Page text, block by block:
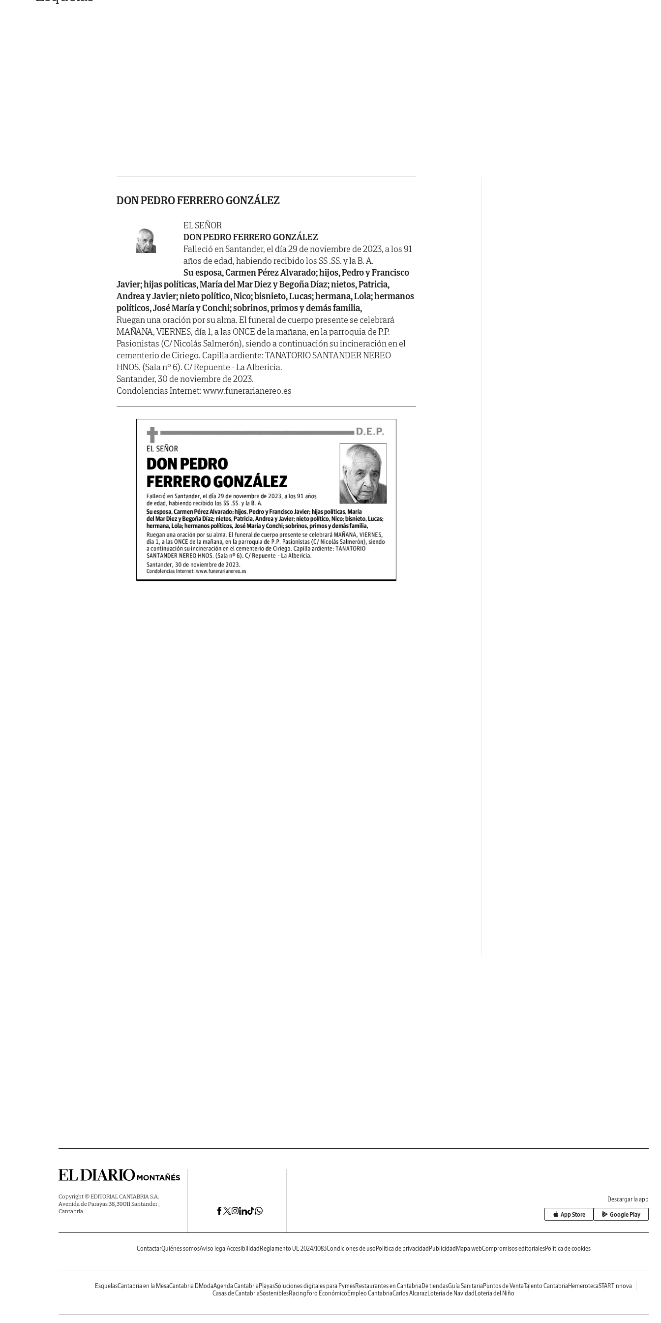
DON PEDRO FERRERO GONZÁLEZ
EL SEÑOR
DON PEDRO FERRERO GONZÁLEZ
Falleció en Santander, el día 29 de noviembre de 2023, a los 91
años de edad, habiendo recibido los SS .SS. y la B. A.
Su esposa, Carmen Pérez Alvarado; hijos, Pedro y Francisco
Javier; hijas políticas, María del Mar Diez y Begoña Díaz; nietos, Patricia,
Andrea y Javier; nieto político, Nico; bisnieto, Lucas; hermana, Lola; hermanos
políticos, José María y Conchi; sobrinos, primos y demás familia,
Ruegan una oración por su alma. El funeral de cuerpo presente se celebrará
MAÑANA, VIERNES, día 1, a las ONCE de la mañana, en la parroquia de P.P.
Pasionistas (C/ Nicolás Salmerón), siendo a continuación su incineración en el
cementerio de Ciriego. Capilla ardiente: TANATORIO SANTANDER NEREO
HNOS. (Sala nº 6). C/ Repuente - La Albericia.
Santander, 30 de noviembre de 2023.
Condolencias Internet: www.funerarianereo.es
Copyright © EDITORIAL CANTABRIA S.A.
Avenida de Parayas 38, 39011 Santander ,
Cantabria
Descargar la app
App Store Google Play
ContactarQuiénes somosAviso legal Accesibilidad Reglamento UE 2024/1083Condiciones de uso Política de privacidad Publicidad Mapa webCompromisos editorialesPolítica de cookies
EsquelasCantabria en la MesaCantabria DModaAgenda Cantabria PlayasSoluciones digitales para PymesRestaurantes en Cantabria De tiendasGuía Sanitaria Puntos de VentaTalento Cantabria HemerotecaSTARTinnova
Casas de CantabriaSosteniblesRacing Foro Económico Empleo CantabriaCarlos AlcarazLotería de Navidad Lotería del Niño